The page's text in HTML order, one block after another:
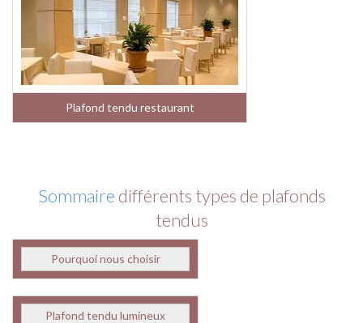
Plafond tendu restaurant
Sommaire différents types de plafonds
tendus
Pourquoi nous choisir
Plafond tendu lumineux